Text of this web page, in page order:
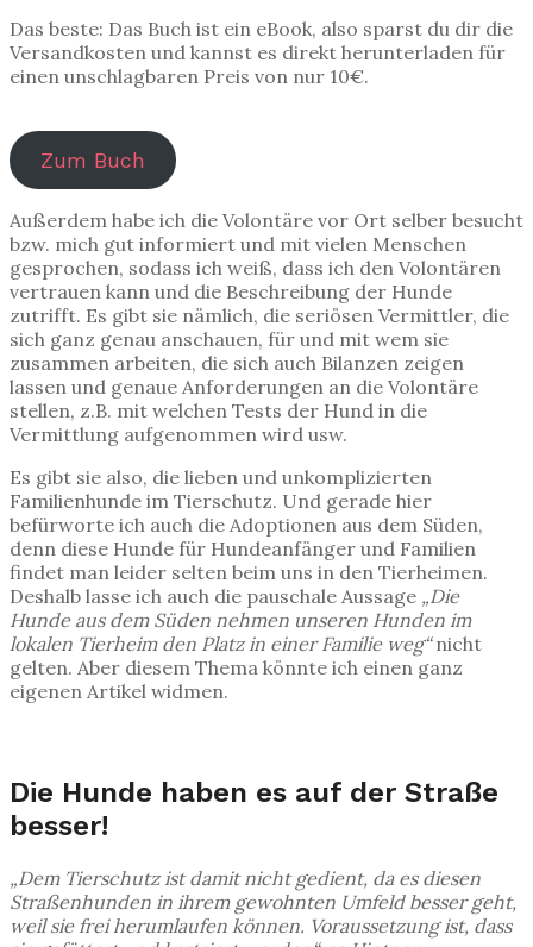
Das beste: Das Buch ist ein eBook, also sparst du dir die
Versandkosten und kannst es direkt herunterladen für
einen unschlagbaren Preis von nur 10€.
Zum Buch
Außerdem habe ich die Volontäre vor Ort selber besucht
bzw. mich gut informiert und mit vielen Menschen
gesprochen, sodass ich weiß, dass ich den Volontären
vertrauen kann und die Beschreibung der Hunde
zutrifft. Es gibt sie nämlich, die seriösen Vermittler, die
sich ganz genau anschauen, für und mit wem sie
zusammen arbeiten, die sich auch Bilanzen zeigen
lassen und genaue Anforderungen an die Volontäre
stellen, z.B. mit welchen Tests der Hund in die
Vermittlung aufgenommen wird usw.
Es gibt sie also, die lieben und unkomplizierten
Familienhunde im Tierschutz. Und gerade hier
befürworte ich auch die Adoptionen aus dem Süden,
denn diese Hunde für Hundeanfänger und Familien
findet man leider selten beim uns in den Tierheimen.
Deshalb lasse ich auch die pauschale Aussage „Die
Hunde aus dem Süden nehmen unseren Hunden im
lokalen Tierheim den Platz in einer Familie weg“nicht
gelten. Aber diesem Thema könnte ich einen ganz
eigenen Artikel widmen.
Die Hunde haben es auf der Straße
besser!
„Dem Tierschutz ist damit nicht gedient, da es diesen
Straßenhunden in ihrem gewohnten Umfeld besser geht,
weil sie frei herumlaufen können. Voraussetzung ist, dass